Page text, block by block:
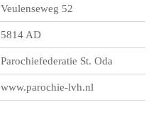
Veulenseweg 52
5814 AD
Parochiefederatie St. Oda
www.parochie-lvh.nl